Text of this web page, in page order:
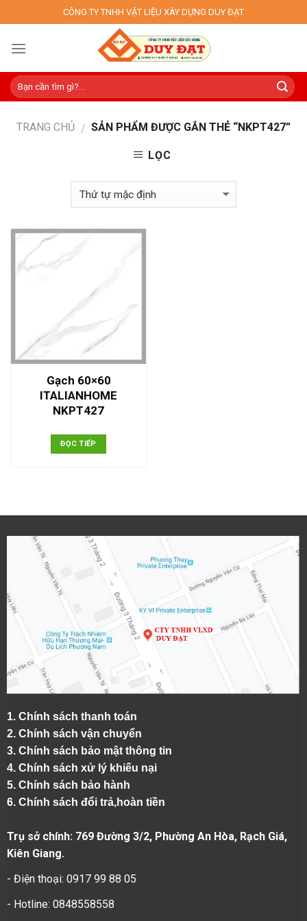
to
content
CÔNG TY TNHH VẬT LIỆU XÂY DỰNG DUY ĐẠT
TRANG CHỦ / SẢN PHẨM ĐƯỢC GẮN THẺ “NKPT427”
LỌC
Gạch 60×60
ITALIANHOME
NKPT427
ĐỌC TIẾP
1. Chính sách thanh toán
2. Chính sách vận chuyển
3. Chính sách bảo mật thông tin
4. Chính sách xử lý khiếu nại
5. Chính sách bảo hành
6. Chính sách đổi trả,hoàn tiền
Trụ sở chính: 769 Đường 3/2, Phường An Hòa, Rạch Giá,
Kiên Giang.
- Điện thoại: 0917 99 88 05
- Hotline: 0848558558